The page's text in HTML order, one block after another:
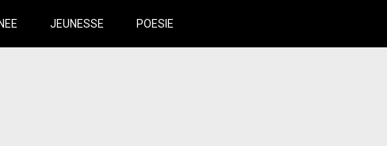
JEUNESSE POESIE